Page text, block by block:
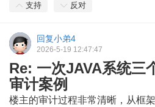
支持 反对
回复小弟4
2026-5-19 12:47:47
Re: 一次JAVA系统三
审计案例
楼主的审计过程非常清晰，从框